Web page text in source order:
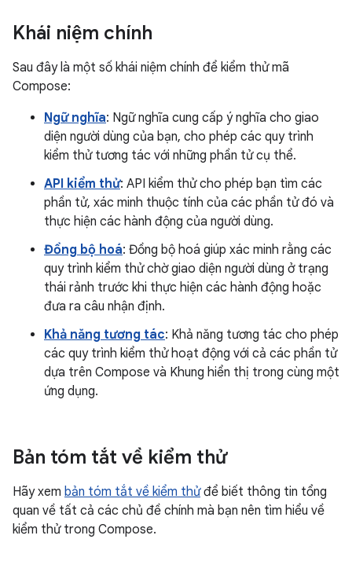
Khái niệm chính
Sau đây là một số khái niệm chính để kiểm thử mã
Compose:
Ngữ nghĩa: Ngữ nghĩa cung cấp ý nghĩa cho giao
diện người dùng của bạn, cho phép các quy trình
kiểm thử tương tác với những phần tử cụ thể.
API kiểm thử: API kiểm thử cho phép bạn tìm các
phần tử, xác minh thuộc tính của các phần tử đó và
thực hiện các hành động của người dùng.
Đồng bộ hoá: Đồng bộ hoá giúp xác minh rằng các
quy trình kiểm thử chờ giao diện người dùng ở trạng
thái rảnh trước khi thực hiện các hành động hoặc
đưa ra câu nhận định.
Khả năng tương tác: Khả năng tương tác cho phép
các quy trình kiểm thử hoạt động với cả các phần tử
dựa trên Compose và Khung hiển thị trong cùng một
ứng dụng.
Bản tóm tắt về kiểm thử
Hãy xem bản tóm tắt về kiểm thửđể biết thông tin tổng
quan về tất cả các chủ đề chính mà bạn nên tìm hiểu về
kiểm thử trong Compose.